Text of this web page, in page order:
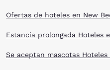
Ofertas de hoteles en New
Estancia prolongada Hoteles
Se aceptan mascotas